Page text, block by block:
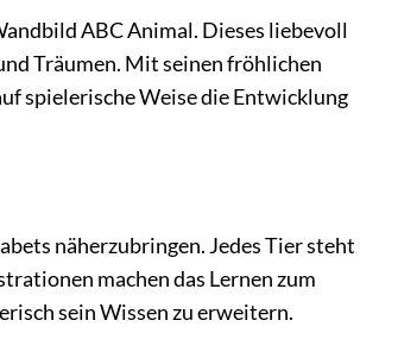
ABC Animal. Dieses liebevoll
Träumen. Mit seinen fröhlichen
spielerische Weise die Entwicklung
näherzubringen. Jedes Tier steht
machen das Lernen zum
sein Wissen zu erweitern.